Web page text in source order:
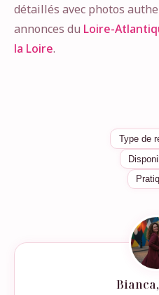
détaillés avec photos
annonces du Loire-
la Loire.
Type de